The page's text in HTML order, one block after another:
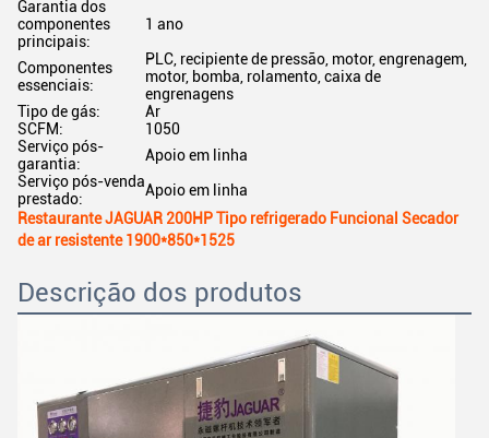
Garantia dos
componentes
principais:
1 ano
Componentes
essenciais:
PLC, recipiente de pressão, motor, engrenagem,
motor, bomba, rolamento, caixa de
engrenagens
Tipo de gás:
Ar
SCFM:
1050
Serviço pós-
garantia:
Apoio em linha
Serviço pós-venda
prestado:
Apoio em linha
Restaurante JAGUAR 200HP Tipo refrigerado Funcional Secador
de ar resistente 1900*850*1525
Descrição dos produtos